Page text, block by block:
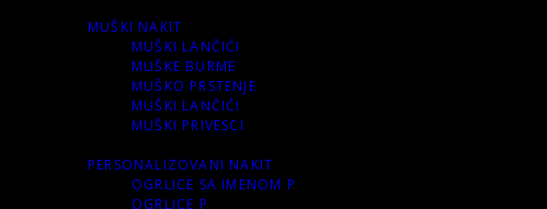
MUŠKI NAKIT
MUŠKI LANČIĆI
MUŠKE BURME
MUŠKO PRSTENJE
MUŠKI LANČIĆI
MUŠKI PRIVESCI
PERSONALIZOVANI NAKIT
OGRLICE SA IMENOM P
OGRLICE P